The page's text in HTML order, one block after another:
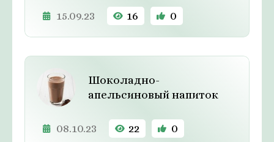
15.09.23 16 0
Шоколадно-
апельсиновый напиток
08.10.23 22 0